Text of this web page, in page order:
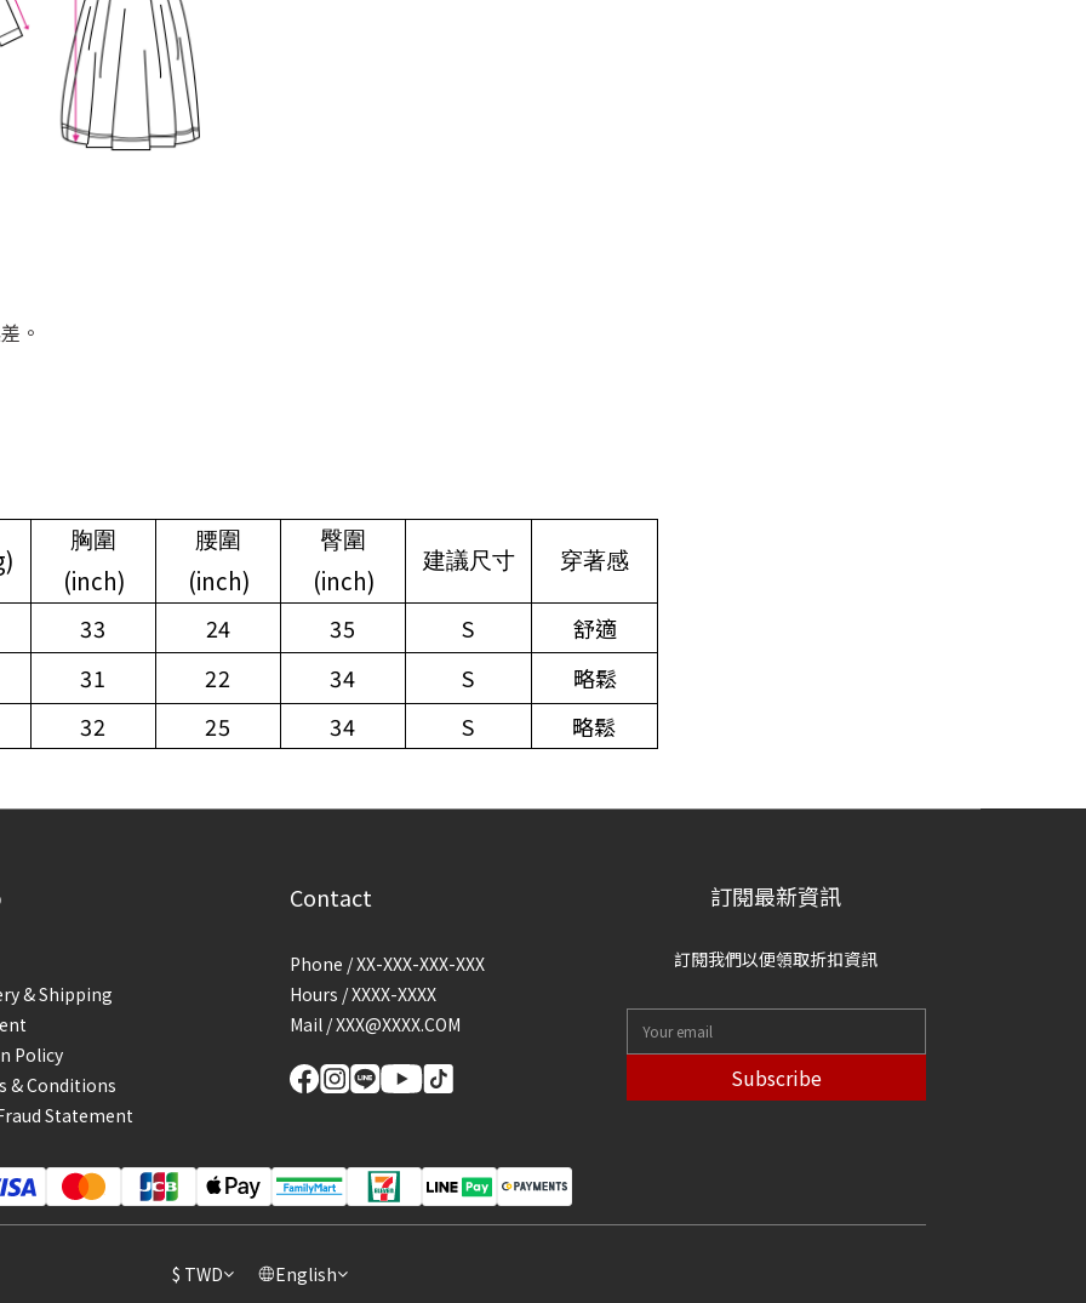
。
胸圍
(inch)
腰圍
(inch)
臀圍
(inch)
建議尺寸 穿著感
33 24 35 S
舒適
31
22 34 S
略鬆
32
25 34 S 略鬆
& Shipping
Policy
& Conditions
Statement
Contact
Phone / XX-XXX-XXX-XXX
Hours / XXXX-XXXX
Mail / XXX@XXXX.COM
訂閱最新資訊
訂閱我們以便領取折扣資訊
Subscribe
$ TWD English